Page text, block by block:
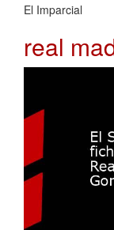
El Imparcial
real